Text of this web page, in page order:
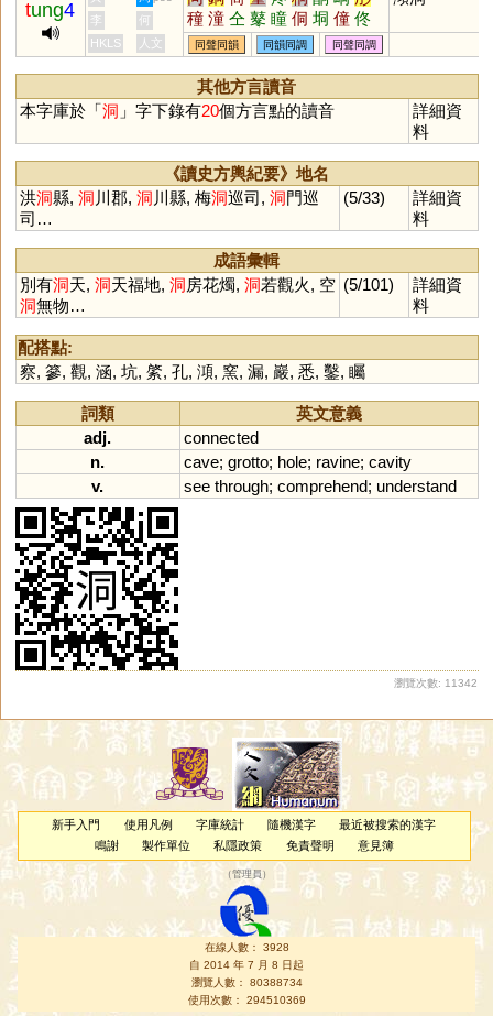
洞,石洞,空洞,
黑洞,仙洞,別
tung4
穜 潼 仝 鼕 瞳 侗 垌 僮 佟
橦 曈 艟 膧 氃 犝 朣 罿 獞
赨 筩 衕 茼 烔 鮦 浵 哃 餇
粡 絧 詷 痋 鉖
李
何
HKLS
人文 同聲同韻 同韻同調 同聲同調
其他方言讀音
本字庫於「洞 」字下錄有20個方言點的讀音
詳細資
料
《讀史方輿紀要》地名
洪洞縣, 洞 川郡, 洞 川縣, 梅洞巡司, 洞門巡
司…
(5/33)
詳細資
料
成語彙輯
別有洞天, 洞天福地, 洞房花燭, 洞若觀火, 空
洞無物…
(5/101)
詳細資
料
配搭點:
察, 篸, 觀, 涵, 坑, 綮, 孔, 澒, 窯, 漏, 巖, 悉, 鑿, 矚
詞類
英文意義
adj.
connected
n.
cave; grotto; hole; ravine; cavity
v.
see through; comprehend; understand
瀏覽次數: 11342
新手入門 使用凡例 字庫統計 隨機漢字
最近被搜索的漢字
鳴謝
製作單位 私隱政策 免責聲明 意見簿
（管理員 ）
在線人數： 3928
自 2014 年 7 月 8 日起
瀏覽人數： 80388734
使用次數： 294510369